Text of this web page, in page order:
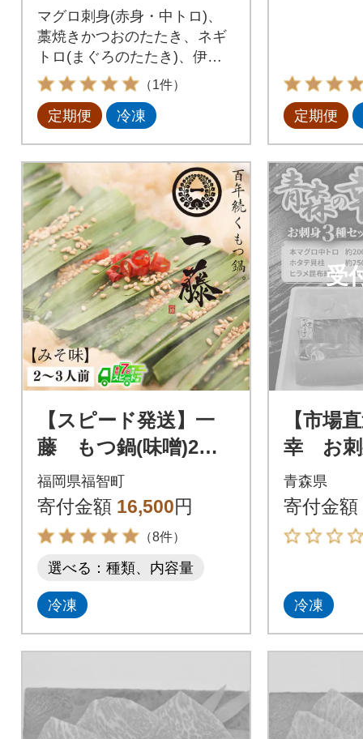
訳あり
マグロ刺身(赤身・中トロ)、
藁焼きかつおのたたき、ネギ
トロ(まぐろのたたき)、伊勢
海老、金目鯛など高知県室戸
市の人気の海鮮を10回定期便
でお届け!マグロ丼やネギトロ
ホタテ、カニ、ウニと一緒に
海鮮丼などでお楽しみいただ
けます。小分けにしており、
お手軽におかずにできるのも
嬉しいポイント。200000円
（1件）
定期便 冷凍 定期便
【スピード発送】一
藤 もつ鍋(味噌)2～3
人前
福岡県福智町
寄付金額 16,500円
（8件）
選べる：種類、内容量
冷凍
受
【市場
幸 お刺
(本マグ
タテ貝
布締め)
青森県
寄付金額
冷凍